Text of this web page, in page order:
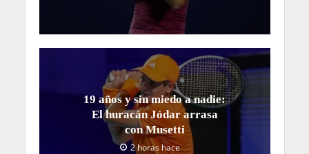
19 años y sin miedo a nadie:
El huracán Jódar arrasa
con Musetti
2 horas hace